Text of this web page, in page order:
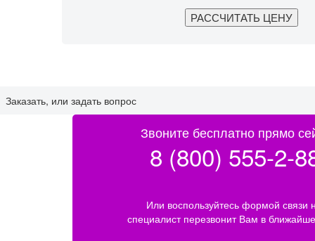
Заказать, или задать вопрос
Звоните бесплатно прямо
8 (800) 555-2-
Или воспользуйтесь формой связи
специалист перезвонит Вам в